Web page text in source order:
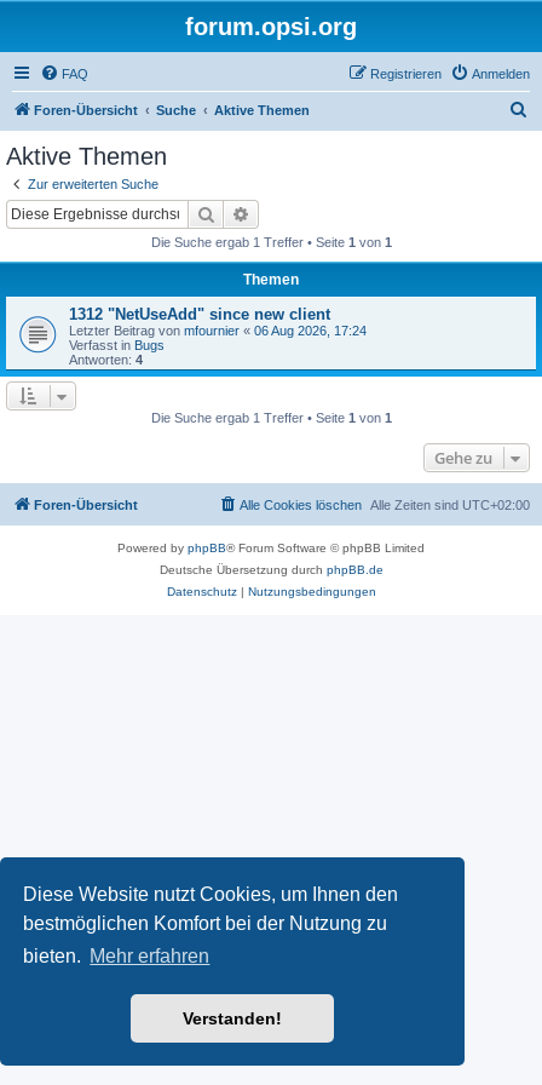
Diese Website nutzt Cookies, um Ihnen den
bestmöglichen Komfort bei der Nutzung zu
bieten. Mehr erfahren
Verstanden!
forum.opsi.org
FAQ Anmelden
Registrieren
Foren-Übersicht Suche Aktive Themen
Aktive Themen
Zur erweiterten Suche
Suche
Die Suche ergab 1 Treffer • Seite 1 von 1
Themen
1312 "NetUseAdd" since new client
Letzter Beitrag von mfournier « 06 Aug 2026, 17:24
Verfasst in Bugs
Antworten: 4
Die Suche ergab 1 Treffer • Seite 1 von 1
Gehe zu
Foren-Übersicht Alle Zeiten sind UTC+02:00
Alle Cookies löschen
Powered by phpBB® Forum Software © phpBB Limited
Deutsche Übersetzung durch phpBB.de
Datenschutz| Nutzungsbedingungen